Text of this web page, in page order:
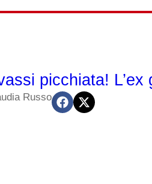
picchiata!
Russo